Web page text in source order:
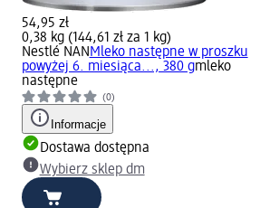
54,95 zł
0,38 kg (144,61 zł za 1 kg)
Nestlé NAN Mleko następne w proszku
powyżej 6. miesiąca..., 380 gmleko
następne
(0)
Informacje
Dostawa dostępna
Wybierz sklep dm